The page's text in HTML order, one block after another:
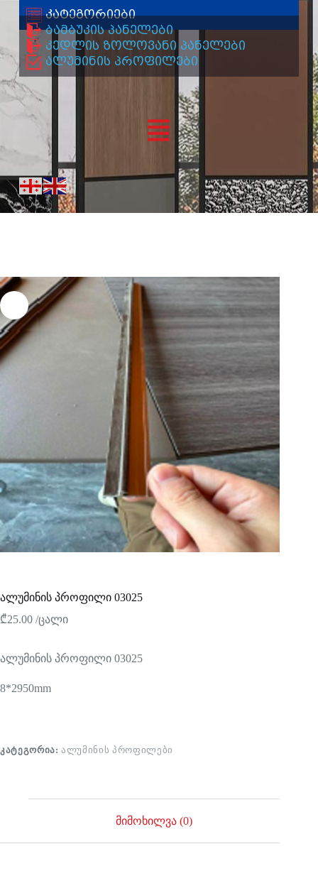
კატეგორიები
ბამბუკის პანელები
კედლის ზოლოვანი პანელები
ალუმინის პროფილები
ალუმინის პროფილი 03025
₾25.00 /ცალი
ალუმინის პროფილი 03025
8*2950mm
ᲙᲐᲢᲔᲒᲝᲠᲘᲐ:ᲐᲚᲣᲛᲘᲜᲘᲡ ᲞᲠᲝᲤᲘᲚᲔᲑᲘ
მიმოხილვა (0)